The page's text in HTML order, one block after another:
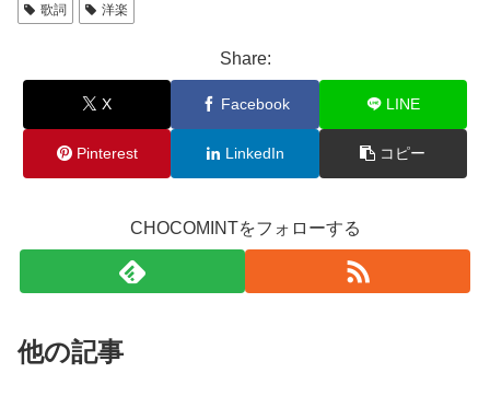
歌詞
洋楽
Share:
X Facebook LINE
Pinterest LinkedIn コピー
CHOCOMINTをフォローする
他の記事